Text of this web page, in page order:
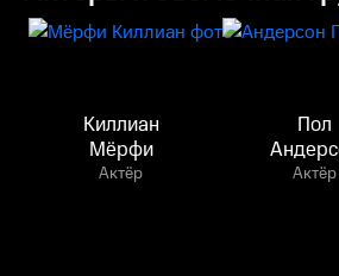
Киллиан
Мёрфи
Актёр
Пол
Актёр